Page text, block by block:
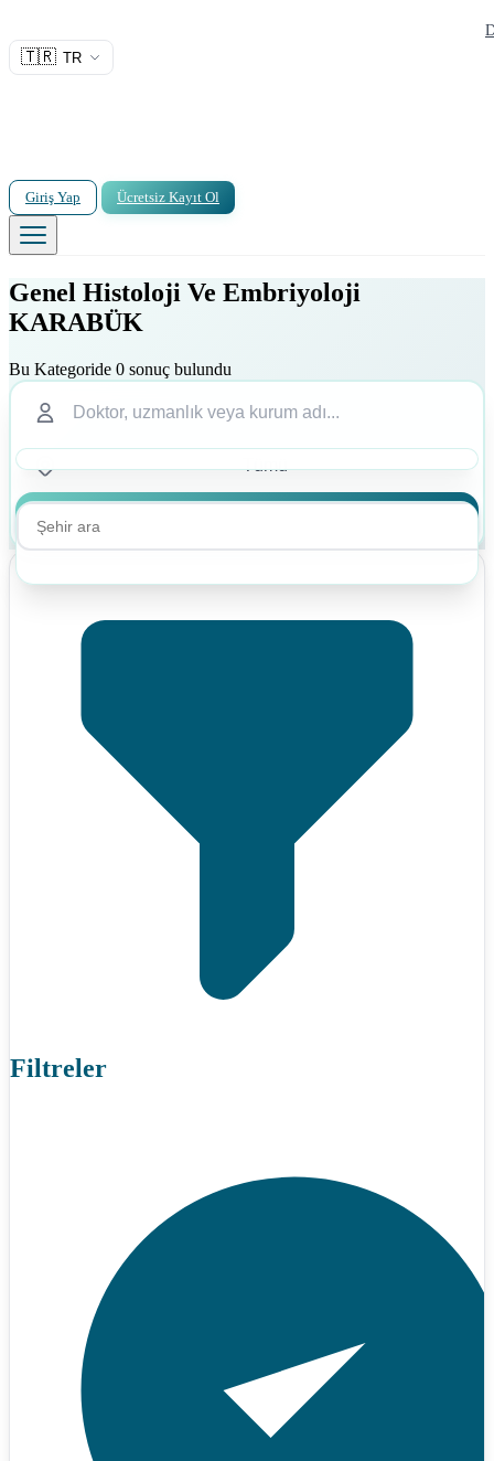
🇹🇷 TR
Giriş Yap Ücretsiz Kayıt Ol
Genel Histoloji Ve Embriyoloji
KARABÜK
Bu Kategoride 0 sonuç bulundu
Filtreler